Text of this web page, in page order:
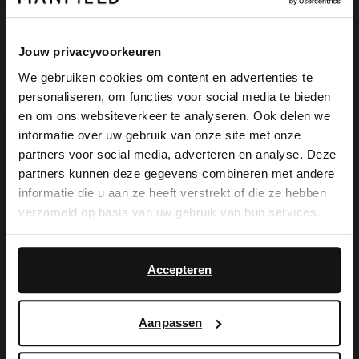
Jouw privacyvoorkeuren
We gebruiken cookies om content en advertenties te
personaliseren, om functies voor social media te bieden
en om ons websiteverkeer te analyseren. Ook delen we
informatie over uw gebruik van onze site met onze
partners voor social media, adverteren en analyse. Deze
partners kunnen deze gegevens combineren met andere
informatie die u aan ze heeft verstrekt of die ze hebben
verzameld op basis van uw gebruik van hun services.
Accepteren
Aanpassen
Produktbeschreibung
Beigefarbene Veloursleder-Sneaker mit 4
cm dicker Sohle der Marke Manfield. Die
Sneaker haben Glattleder-Details auf der
das Carbon Pro-Spray von Collonil.
Produktdetails
×
View this website in English?
It looks like your language isn't Dutch. Would
you like to switch to English?
English